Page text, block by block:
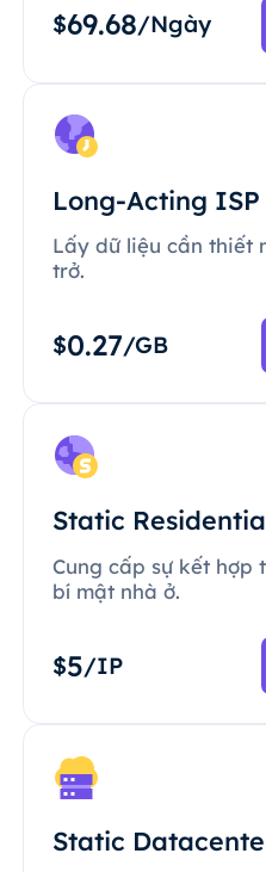
$69.68/Ngày
Long-Acting
Lấy dữ liệu cần thiết
trở.
$0.27/GB
Static
Cung cấp sự kết hợp
bí mật nhà ở.
$5/IP
Static